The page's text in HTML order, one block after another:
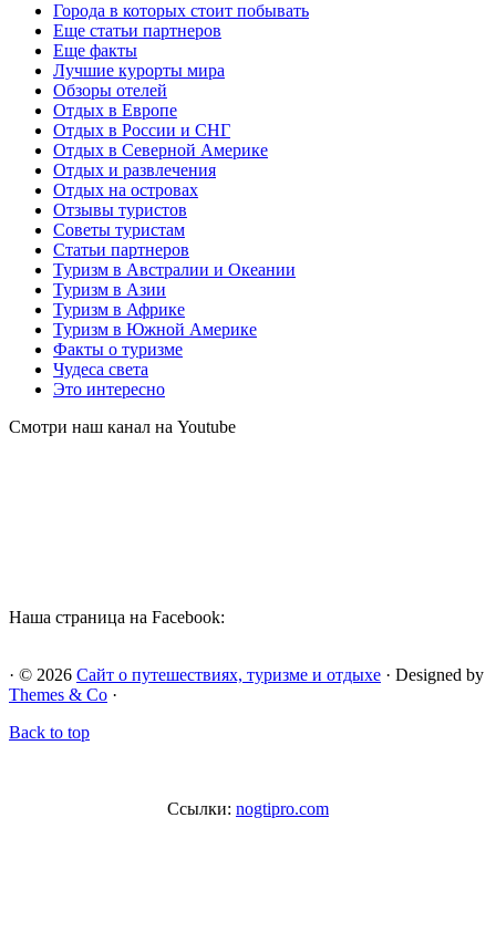
Города в которых стоит побывать
Еще статьи партнеров
Еще факты
Лучшие курорты мира
Обзоры отелей
Отдых в Европе
Отдых в России и СНГ
Отдых в Северной Америке
Отдых и развлечения
Отдых на островах
Отзывы туристов
Советы туристам
Статьи партнеров
Туризм в Австралии и Океании
Туризм в Азии
Туризм в Африке
Туризм в Южной Америке
Факты о туризме
Чудеса света
Это интересно
Смотри наш канал на Youtube
Наша страница на Facebook:
· © 2026 Сайт о путешествиях, туризме и отдыхе · Designed by
Themes & Co ·
Back to top
Ссылки: nogtipro.com